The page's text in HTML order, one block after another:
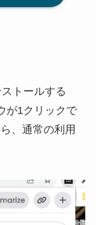
トールする
が1クリックで
、通常の利用